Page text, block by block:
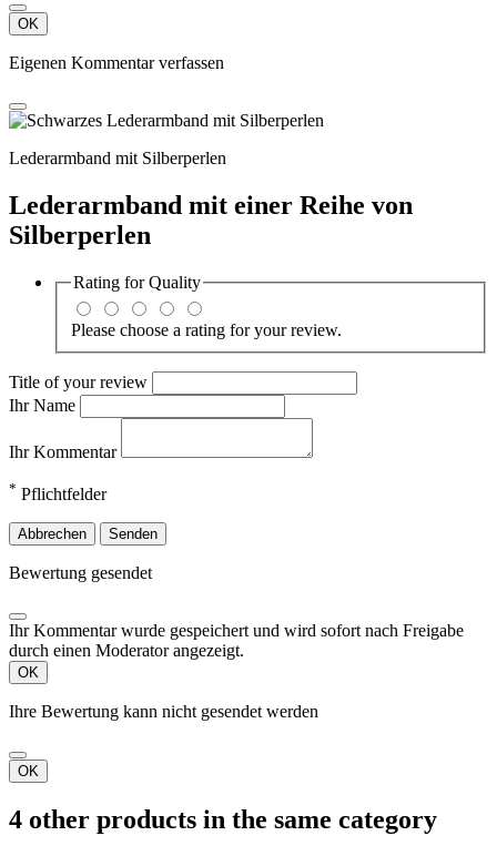
OK
Eigenen Kommentar verfassen
Lederarmband mit Silberperlen
Lederarmband mit einer Reihe von
Silberperlen
Rating forQuality
Please choose a rating for your review.
Title of your review
Ihr Name
Ihr Kommentar
* Pflichtfelder
Abbrechen Senden
Bewertung gesendet
Ihr Kommentar wurde gespeichert und wird sofort nach Freigabe
durch einen Moderator angezeigt.
OK
Ihre Bewertung kann nicht gesendet werden
OK
4 other products in the same category